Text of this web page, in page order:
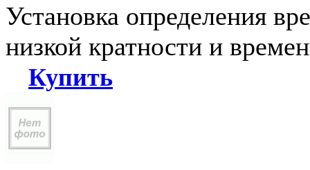
Установка определения
низкой кратности и
Купить